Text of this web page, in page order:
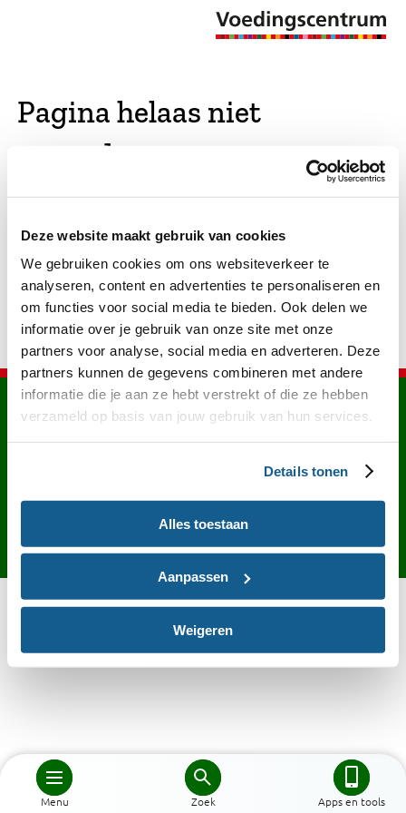
Deze website maakt gebruik van cookies
We gebruiken cookies om ons websiteverkeer te
analyseren, content en advertenties te personaliseren en
om functies voor social media te bieden. Ook delen we
informatie over je gebruik van onze site met onze
partners voor analyse, social media en adverteren. Deze
partners kunnen de gegevens combineren met andere
informatie die je aan ze hebt verstrekt of die ze hebben
verzameld op basis van jouw gebruik van hun services.
Details tonen
Alles toestaan
Aanpassen
Weigeren
Menu Zoek Apps en tools
Pagina helaas niet
gevonden
hebben gekeken of er vergelijkbare pagina's
bestaan. Als dat zo is, dan zie je die hier.
Contact English Privacy
Cookies
Toegankelijkheid
Desktop site